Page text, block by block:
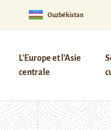
Ouzbékistan
L'Europe et l'Asie
centrale